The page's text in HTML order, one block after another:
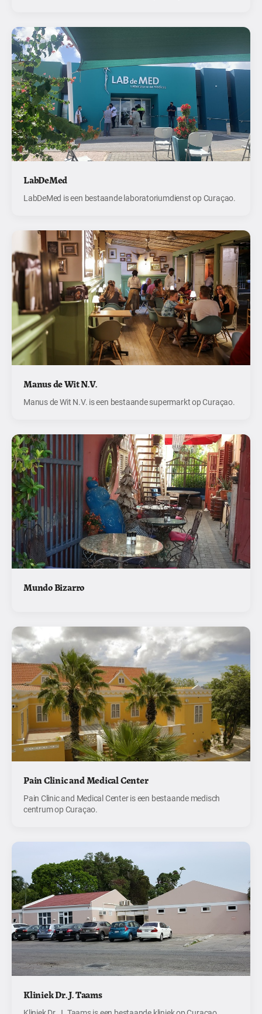
LabDeMed
LabDeMed is een bestaande laboratoriumdienst op Curaçao.
Manus de Wit N.V.
Manus de Wit N.V. is een bestaande supermarkt op Curaçao.
Mundo Bizarro
Pain Clinic and Medical Center
Pain Clinic and Medical Center is een bestaande medisch
centrum op Curaçao.
Kliniek Dr. J. Taams